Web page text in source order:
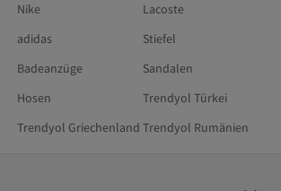
Nike
Lacoste
adidas
Stiefel
Badeanzüge
Sandalen
Hosen
Trendyol Türkei
Trendyol Griechenland Trendyol Rumänien